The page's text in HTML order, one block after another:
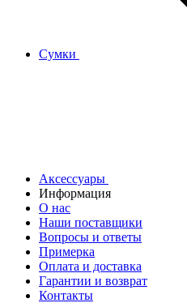
Сумки
Аксессуары
Информация
О нас
Наши поставщики
Вопросы и ответы
Примерка
Оплата и доставка
Гарантии и возврат
Контакты